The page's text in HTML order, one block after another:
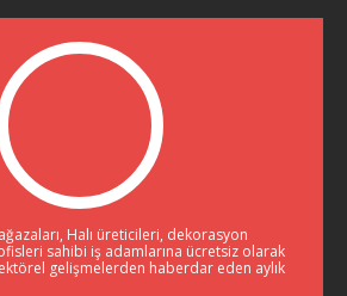
Halı üreticileri, dekorasyon
sahibi iş adamlarına ücretsiz olarak
gelişmelerden haberdar eden aylık